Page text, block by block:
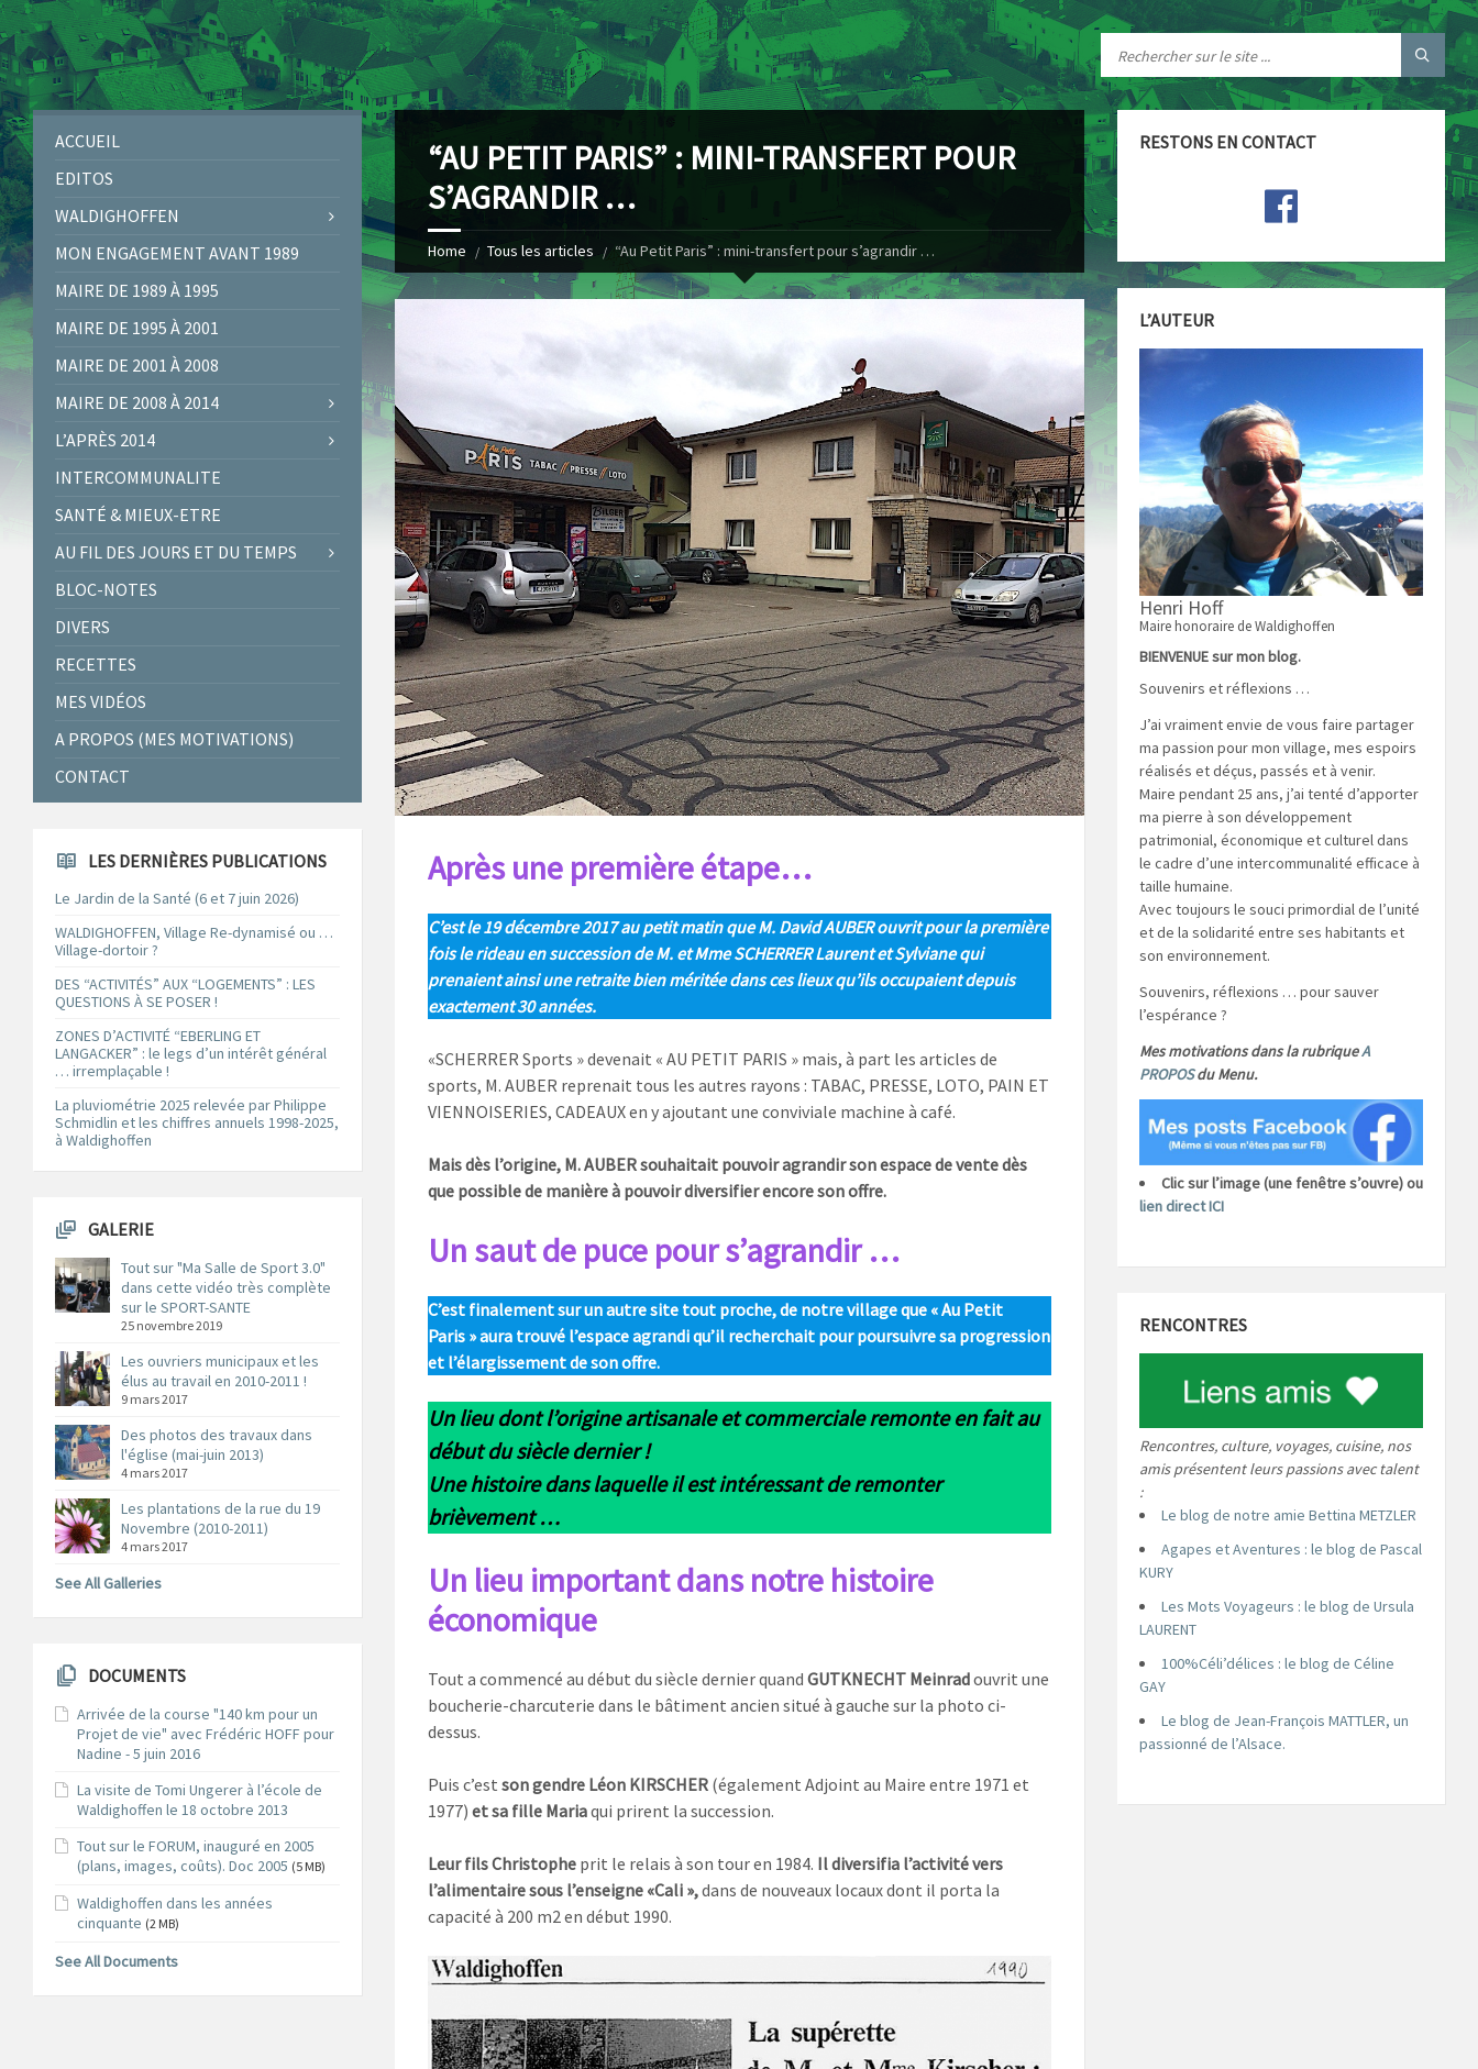
“AU PETIT PARIS” : MINI-TRANSFERT POUR
S’AGRANDIR …
Home Tous les articles “Au Petit Paris” : mini-transfert pour s’agrandir …
Après une première étape…
C’est le 19 décembre 2017 au petit matin que M. David AUBER ouvrit pour la première
fois le rideau en succession de M. et Mme SCHERRER Laurent et Sylviane qui
prenaient ainsi une retraite bien méritée dans ces lieux qu’ils occupaient depuis
exactement 30 années.
«SCHERRER Sports » devenait « AU PETIT PARIS » mais, à part les articles de
sports, M. AUBER reprenait tous les autres rayons : TABAC, PRESSE, LOTO, PAIN ET
VIENNOISERIES, CADEAUX en y ajoutant une conviviale machine à café.
Mais dès l’origine, M. AUBER souhaitait pouvoir agrandir son espace de vente dès
que possible de manière à pouvoir diversifier encore son offre.
Un saut de puce pour s’agrandir …
C’est finalement sur un autre site tout proche, de notre village que « Au Petit
Paris » aura trouvé l’espace agrandi qu’il recherchait pour poursuivre sa progression
et l’élargissement de son offre.
Un lieu dont l’origine artisanale et commerciale remonte en fait au
début du siècle dernier !
Une histoire dans laquelle il est intéressant de remonter
brièvement …
Un lieu important dans notre histoire
économique
Tout a commencé au début du siècle dernier quand GUTKNECHT Meinradouvrit une
boucherie-charcuterie dans le bâtiment ancien situé à gauche sur la photo ci-
dessus.
Puis c’est son gendre Léon KIRSCHER(également Adjoint au Maire entre 1971 et
1977) et sa fille Mariaqui prirent la succession.
Leur fils Christopheprit le relais à son tour en 1984. Il diversifia l’activité vers
l’alimentaire sous l’enseigne «Cali »,dans de nouveaux locaux dont il porta la
capacité à 200 m2 en début 1990.
ACCUEIL
EDITOS
WALDIGHOFFEN
MON ENGAGEMENT AVANT 1989
MAIRE DE 1989 À 1995
MAIRE DE 1995 À 2001
MAIRE DE 2001 À 2008
MAIRE DE 2008 À 2014
L’APRÈS 2014
INTERCOMMUNALITE
SANTÉ & MIEUX-ETRE
AU FIL DES JOURS ET DU TEMPS
BLOC-NOTES
DIVERS
RECETTES
MES VIDÉOS
A PROPOS (MES MOTIVATIONS)
CONTACT
LES DERNIÈRES PUBLICATIONS
Le Jardin de la Santé (6 et 7 juin 2026)
WALDIGHOFFEN, Village Re-dynamisé ou …
Village-dortoir ?
DES “ACTIVITÉS” AUX “LOGEMENTS” : LES
QUESTIONS À SE POSER !
ZONES D’ACTIVITÉ “EBERLING ET
LANGACKER” : le legs d’un intérêt général
… irremplaçable !
La pluviométrie 2025 relevée par Philippe
Schmidlin et les chiffres annuels 1998-2025,
à Waldighoffen
GALERIE
Tout sur "Ma Salle de Sport 3.0"
dans cette vidéo très complète
sur le SPORT-SANTE
25 novembre 2019
Les ouvriers municipaux et les
élus au travail en 2010-2011 !
9 mars 2017
Des photos des travaux dans
l'église (mai-juin 2013)
4 mars 2017
Les plantations de la rue du 19
Novembre (2010-2011)
4 mars 2017
See All Galleries
DOCUMENTS
Arrivée de la course "140 km pour un
Projet de vie" avec Frédéric HOFF pour
Nadine - 5 juin 2016
La visite de Tomi Ungerer à l’école de
Waldighoffen le 18 octobre 2013
Tout sur le FORUM, inauguré en 2005
(plans, images, coûts). Doc 2005 (5 MB)
Waldighoffen dans les années
cinquante (2 MB)
See All Documents
RESTONS EN CONTACT
L’AUTEUR
Henri Hoff
Maire honoraire de Waldighoffen
BIENVENUE sur mon blog.
Souvenirs et réflexions …
J’ai vraiment envie de vous faire partager
ma passion pour mon village, mes espoirs
réalisés et déçus, passés et à venir.
Maire pendant 25 ans, j’ai tenté d’apporter
ma pierre à son développement
patrimonial, économique et culturel dans
le cadre d’une intercommunalité efficace à
taille humaine.
Avec toujours le souci primordial de l’unité
et de la solidarité entre ses habitants et
son environnement.
Souvenirs, réflexions … pour sauver
l’espérance ?
Mes motivations dans la rubriqueA
PROPOSdu Menu.
Clic sur l’image (une fenêtre s’ouvre) ou
lien direct ICI
RENCONTRES
Rencontres, culture, voyages, cuisine, nos
amis présentent leurs passions avec talent
:
Le blog de notre amie Bettina METZLER
Agapes et Aventures : le blog de Pascal
KURY
Les Mots Voyageurs : le blog de Ursula
LAURENT
100%Céli’délices : le blog de Céline
GAY
Le blog de Jean-François MATTLER, un
passionné de l’Alsace.